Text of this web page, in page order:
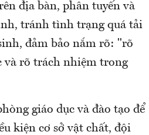
địa bàn, phân tuyến và
tránh tình trạng quá tải
đảm bảo nắm rõ: "rõ
và rõ trách nhiệm trong
giáo dục và đào tạo để
kiện cơ sở vật chất, đội